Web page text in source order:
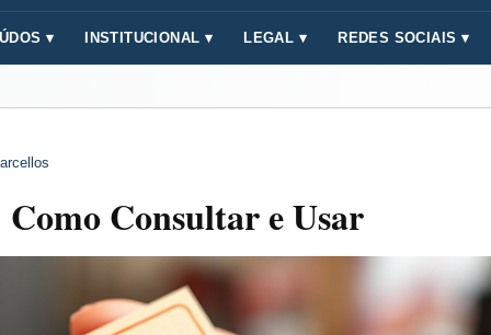
▾ INSTITUCIONAL ▾ LEGAL ▾ REDES SOCIAIS ▾
Consultar e Usar